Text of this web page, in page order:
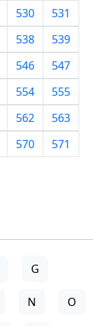
530
531
538
539
546
547
554
555
562
563
570
571
G
N O